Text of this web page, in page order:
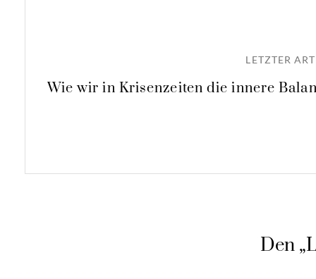
LETZTER
Wie wir in Krisenzeiten die innere
Den